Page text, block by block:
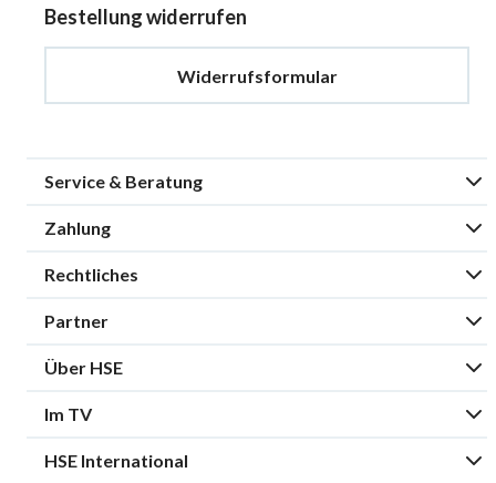
Bestellung widerrufen
Widerrufsformular
Service & Beratung
Zahlung
Rechtliches
Partner
Über HSE
Im TV
HSE International